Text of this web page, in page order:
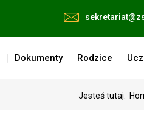
Dokumenty Rodzice
Jesteś tutaj: